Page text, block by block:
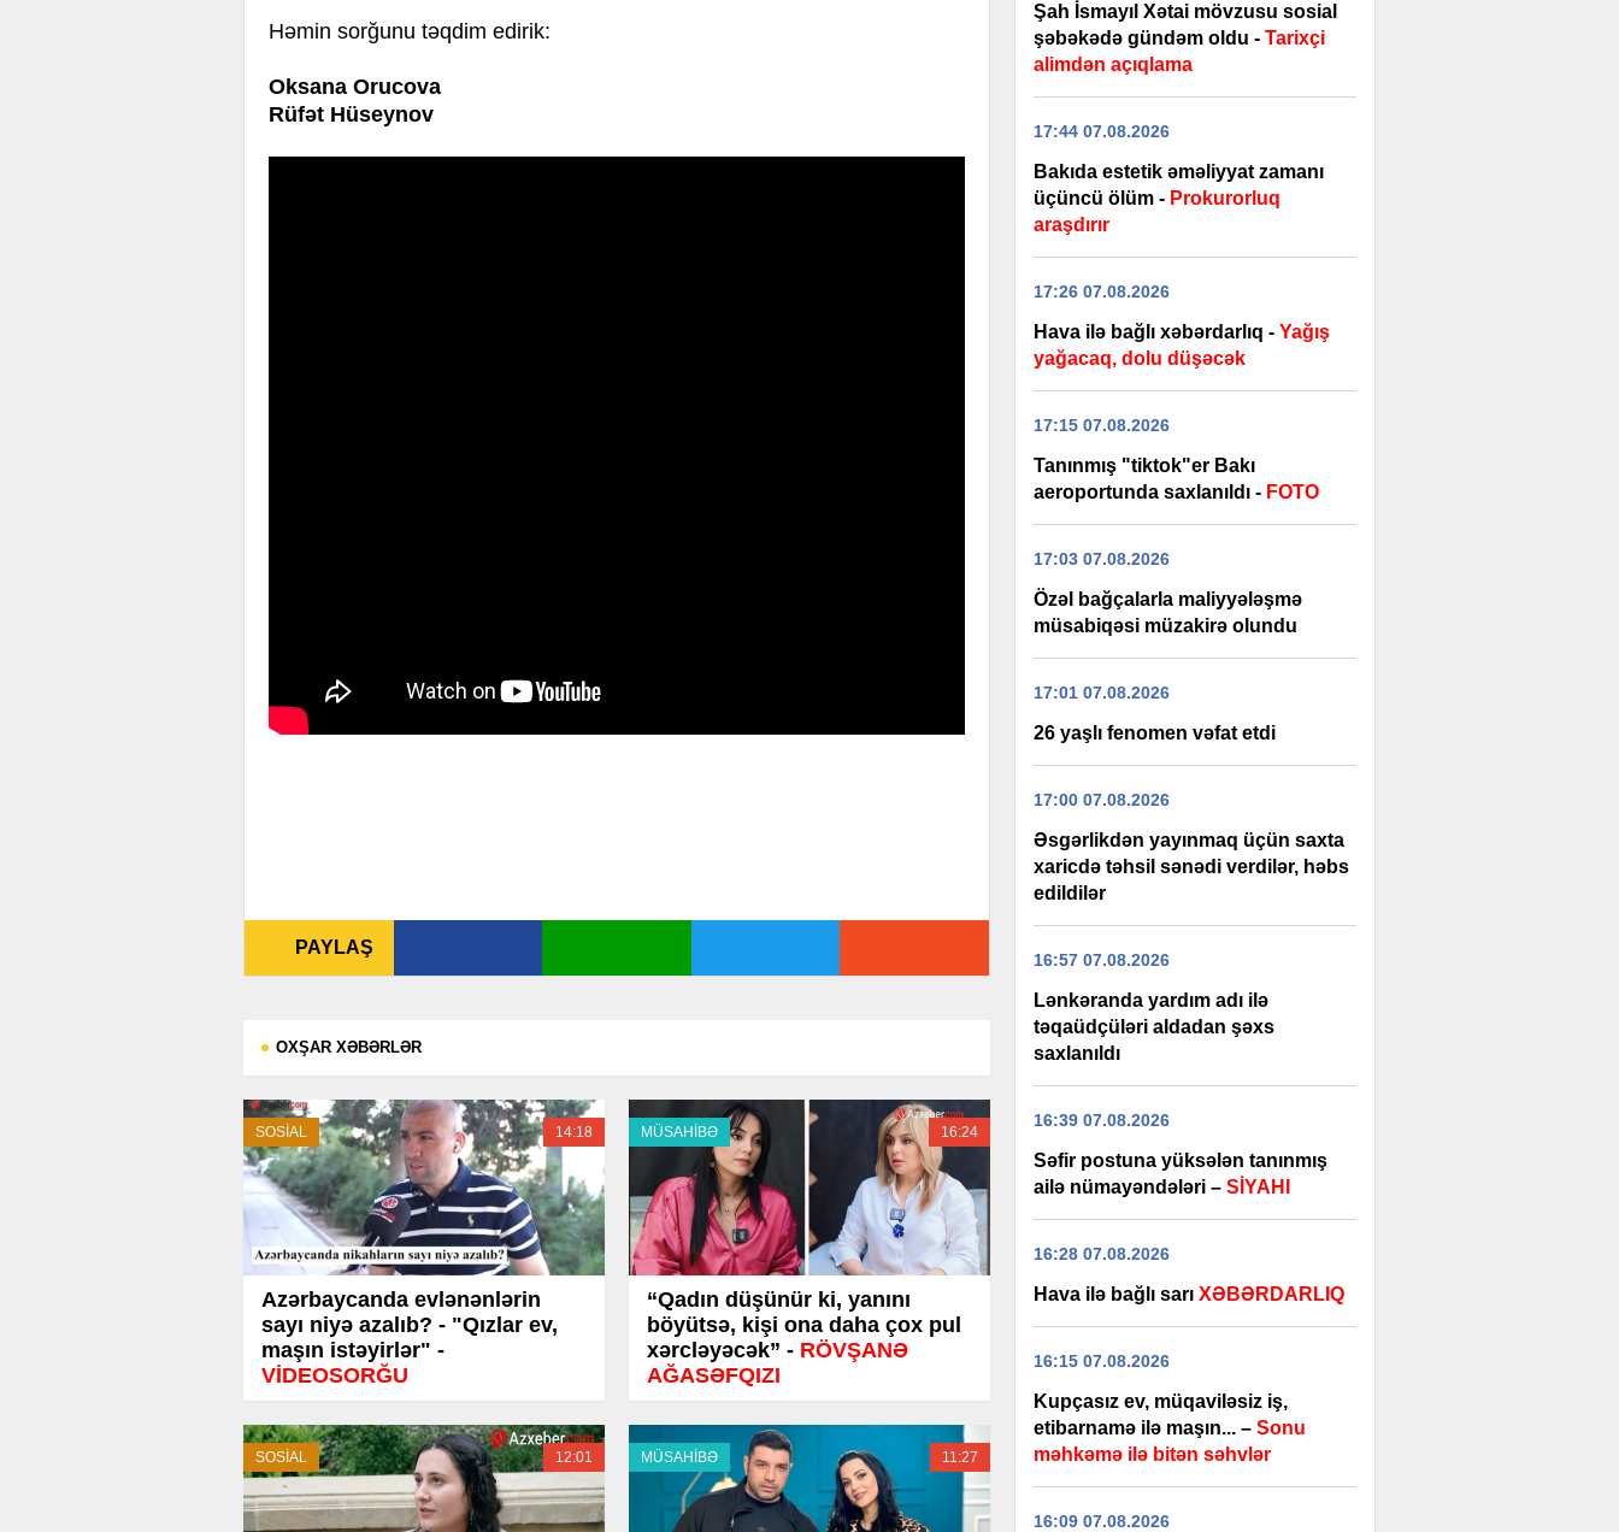
Həmin sorğunu təqdim edirik:
Oksana Orucova
Rüfət Hüseynov
PAYLAŞ
OXŞAR XƏBƏRLƏR
SOSİAL 14:18
Azərbaycanda evlənənlərin
sayı niyə azalıb? - "Qızlar ev,
maşın istəyirlər" -
VİDEOSORĞU
MÜSAHİBƏ 16:24
“Qadın düşünür ki, yanını
böyütsə, kişi ona daha çox pul
xərcləyəcək” - RÖVŞANƏ
AĞASƏFQIZI
SOSİAL 12:01 MÜSAHİBƏ 11:27
Şah İsmayıl Xətai mövzusu sosial
şəbəkədə gündəm oldu - Tarixçi
alimdən açıqlama
17:44 07.08.2026
Bakıda estetik əməliyyat zamanı
üçüncü ölüm - Prokurorluq
araşdırır
17:26 07.08.2026
Hava ilə bağlı xəbərdarlıq - Yağış
yağacaq, dolu düşəcək
17:15 07.08.2026
Tanınmış "tiktok"er Bakı
aeroportunda saxlanıldı - FOTO
17:03 07.08.2026
Özəl bağçalarla maliyyələşmə
müsabiqəsi müzakirə olundu
17:01 07.08.2026
26 yaşlı fenomen vəfat etdi
17:00 07.08.2026
Əsgərlikdən yayınmaq üçün saxta
xaricdə təhsil sənədi verdilər, həbs
edildilər
16:57 07.08.2026
Lənkəranda yardım adı ilə
təqaüdçüləri aldadan şəxs
saxlanıldı
16:39 07.08.2026
Səfir postuna yüksələn tanınmış
ailə nümayəndələri – SİYAHI
16:28 07.08.2026
Hava ilə bağlı sarı XƏBƏRDARLIQ
16:15 07.08.2026
Kupçasız ev, müqaviləsiz iş,
etibarnamə ilə maşın... – Sonu
məhkəmə ilə bitən səhvlər
16:09 07.08.2026